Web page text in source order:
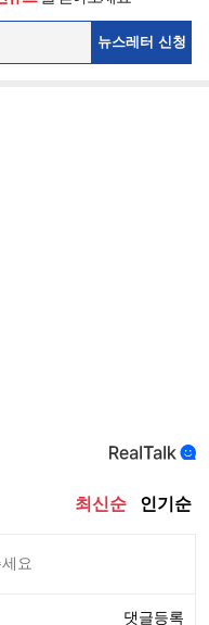
뉴스레터 신청